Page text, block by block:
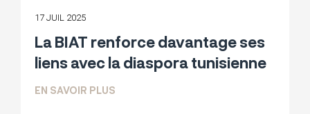
17 JUIL 2025
La BIAT renforce davantage ses
liens avec la diaspora tunisienne
EN SAVOIR PLUS